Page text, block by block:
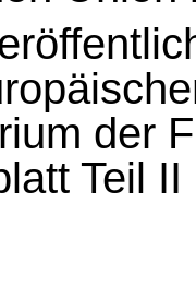
der
Teil